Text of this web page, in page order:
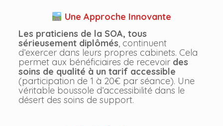
Une Approche Innovante
Les praticiens de la SOA, tous
sérieusement diplômés, continuent
d’exercer dans leurs propres cabinets. Cela
permet aux bénéficiaires de recevoir des
soins de qualité à un tarif accessible
(participation de 1 à 20€ par séance). Une
véritable boussole d’accessibilité dans le
désert des soins de support.